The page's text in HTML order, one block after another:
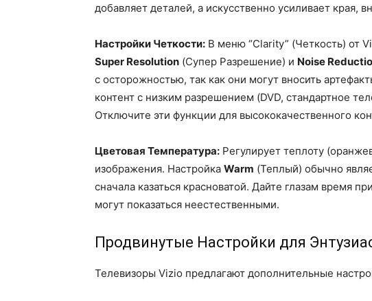
добавляет деталей, а искусственно усиливает края,
Настройки Четкости: В меню “Clarity” (Четкость) от
Super Resolution (Супер Разрешение) и Noise
с осторожностью, так как они могут вносить
контент с низким разрешением (DVD, стандартное
Отключите эти функции для высококачественного
Цветовая Температура: Регулирует теплоту
изображения. Настройка Warm (Теплый) обычно
сначала казаться красноватой. Дайте глазам время
могут показаться неестественными.
Продвинутые Настройки для
Телевизоры Vizio предлагают дополнительные